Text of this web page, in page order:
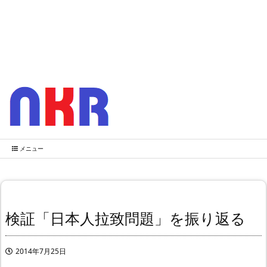
メニュー
検証「日本人拉致問題」を振り返る
2014年7月25日